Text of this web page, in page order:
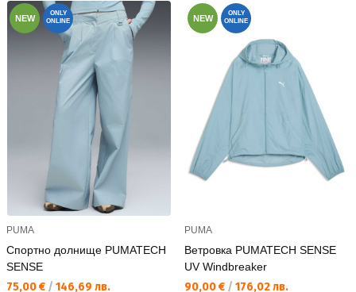
NEW
ONLY
ONLINE
PUMA
Спортно долнище PUMATECH
SENSE
Текуща цена:
75,00 € / 146,69 лв.
NEW
ONLY
ONLINE
PUMA
Ветровка PUMATECH SENSE
UV Windbreaker
Текуща цена:
90,00 € / 176,02 лв.